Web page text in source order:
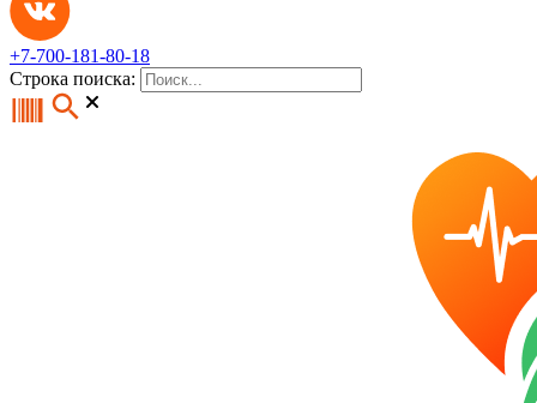
+7-700-181-80-18
Строка поиска: